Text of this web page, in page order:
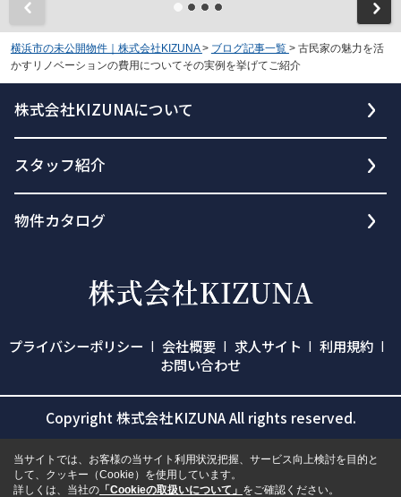
横浜市の未公開物件｜株式会社KIZUNA > ブログ記事一覧 > 古民家の魅力を活
かすリノベーションの費用についてその実例を挙げてご紹介
株式会社KIZUNAについて
スタッフ紹介
物件カタログ
プライバシーポリシー 会社概要 求人サイト
利用規約
お問い合わせ
Copyright 株式会社KIZUNA All rights reserved.
当サイトでは、お客様の当サイト利用状況把握、サービス向上検討を目的と
して、クッキー（Cookie）を使用しています。
詳しくは、当社の 「Cookieの取扱いについて」 をご確認ください。